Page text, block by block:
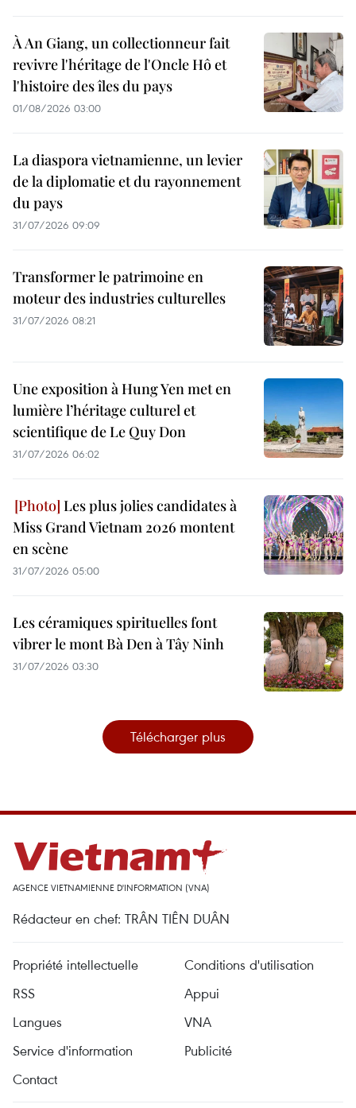
À An Giang, un collectionneur fait
revivre l'héritage de l'Oncle Hô et
l'histoire des îles du pays
01/08/2026 03:00
La diaspora vietnamienne, un levier
de la diplomatie et du rayonnement
du pays
31/07/2026 09:09
Transformer le patrimoine en
moteur des industries culturelles
31/07/2026 08:21
Une exposition à Hung Yen met en
lumière l’héritage culturel et
scientifique de Le Quy Don
31/07/2026 06:02
Les plus jolies candidates à
Miss Grand Vietnam 2026 montent
en scène
31/07/2026 05:00
Les céramiques spirituelles font
vibrer le mont Bà Den à Tây Ninh
31/07/2026 03:30
Télécharger plus
AGENCE VIETNAMIENNE D'INFORMATION (VNA)
Rédacteur en chef: TRÂN TIÊN DUÂN
Propriété intellectuelle
Conditions d'utilisation
RSS
Appui
Langues
VNA
Service d'information
Publicité
Contact